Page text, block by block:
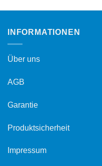
INFORMATIONEN
Über uns
AGB
Garantie
Produktsicherheit
Impressum